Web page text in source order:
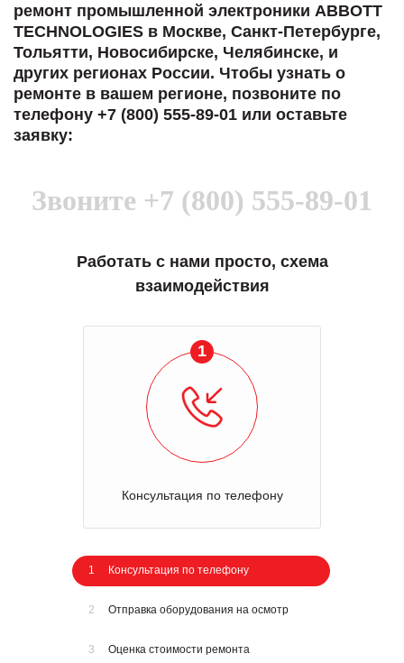
ремонт промышленной электроники ABBOTT
TECHNOLOGIES в Москве, Санкт-Петербурге,
Тольятти, Новосибирске, Челябинске, и
других регионах России. Чтобы узнать о
ремонте в вашем регионе, позвоните по
телефону +7 (800) 555-89-01 или оставьте
заявку:
Звоните +7 (800) 555-89-01
Работать с нами просто, схема
взаимодействия
1
Консультация по телефону
1 Консультация по телефону
2 Отправка оборудования на осмотр
3 Оценка стоимости ремонта